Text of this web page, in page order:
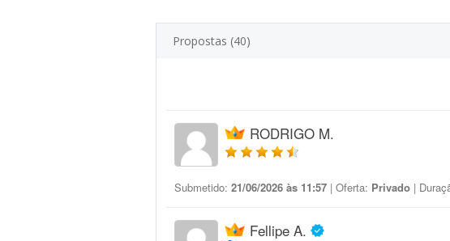
Propostas (40)
RODRIGO M.
Submetido: 21/06/2026 às 11:57 | Oferta: Privado |
Fellipe A.